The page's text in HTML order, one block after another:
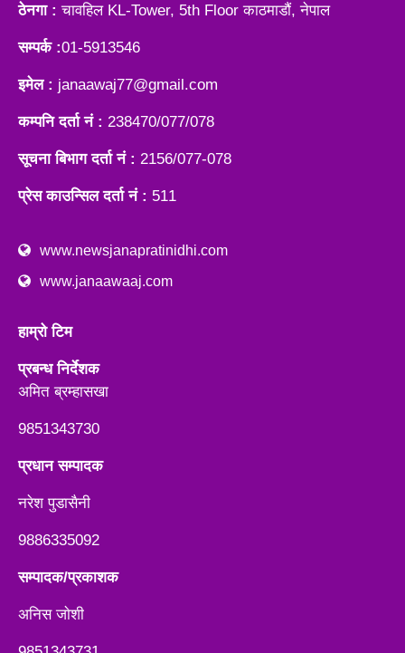
ठेनगा : चावहिल KL-Tower, 5th Floor काठमाडौं, नेपाल
सम्पर्क :01-5913546
इमेल : janaawaj77@gmail.com
कम्पनि दर्ता नं : 238470/077/078
सूचना बिभाग दर्ता नं : 2156/077-078
प्रेस काउन्सिल दर्ता नं : 511
www.newsjanapratinidhi.com
www.janaawaaj.com
हाम्रो टिम
प्रबन्ध निर्देशक
अमित ब्रम्हासखा
9851343730
प्रधान सम्पादक
नरेश पुडासैनी
9886335092
सम्पादक/प्रकाशक
अनिस जाेशी